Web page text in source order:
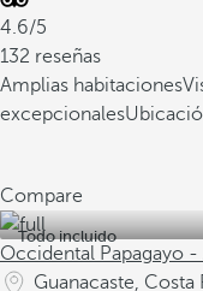
4.6/5
132 reseñas
Amplias habitaciones
excepcionales
Compare
Todo incluido
Occidental Papagayo
Guanacaste, Costa